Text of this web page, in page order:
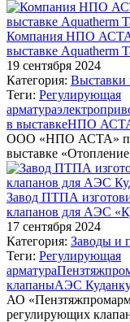
Компания НПО АСТА
выставке Aquatherm
19 сентября 2024
Категория: Выставки
Теги: Регулирующая
арматура
в выставкеНПО
ООО «НПО АСТА»
выставке
Завод ПТПА
клапанов для АЭС
17 сентября 2024
Категория: Заводы и
Теги: Регулирующая
арматура
клапаныАЭС
АО
регулирующих